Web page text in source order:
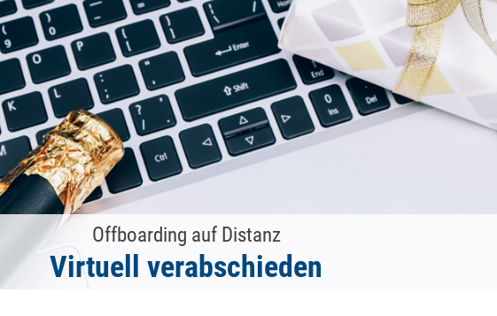
Offboarding auf Distanz
Virtuell verabschieden